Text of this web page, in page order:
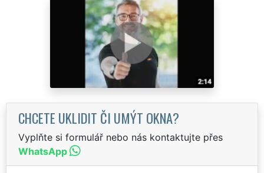
CHCETE UKLIDIT ČI UMÝT OKNA?
Vyplňte si formulář nebo nás kontaktujte přes
WhatsApp